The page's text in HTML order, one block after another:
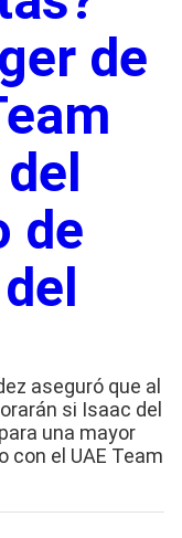
de
de
aseguró que al
si Isaac del
una mayor
con el UAE Team